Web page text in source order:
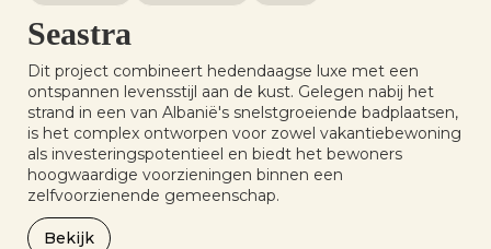
Seastra
Dit project combineert hedendaagse luxe met een
ontspannen levensstijl aan de kust. Gelegen nabij het
strand in een van Albanië's snelstgroeiende badplaatsen,
is het complex ontworpen voor zowel vakantiebewoning
als investeringspotentieel en biedt het bewoners
hoogwaardige voorzieningen binnen een
zelfvoorzienende gemeenschap.
Bekijk